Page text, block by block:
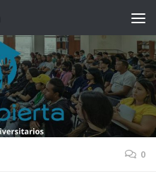
0